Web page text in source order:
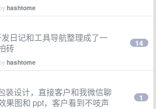
hashtome
日记和工具导航整理成了一
砖
hashtome
14
装设计，直接客户和我微信聊
果图和 ppt，客户看到不吱声
1